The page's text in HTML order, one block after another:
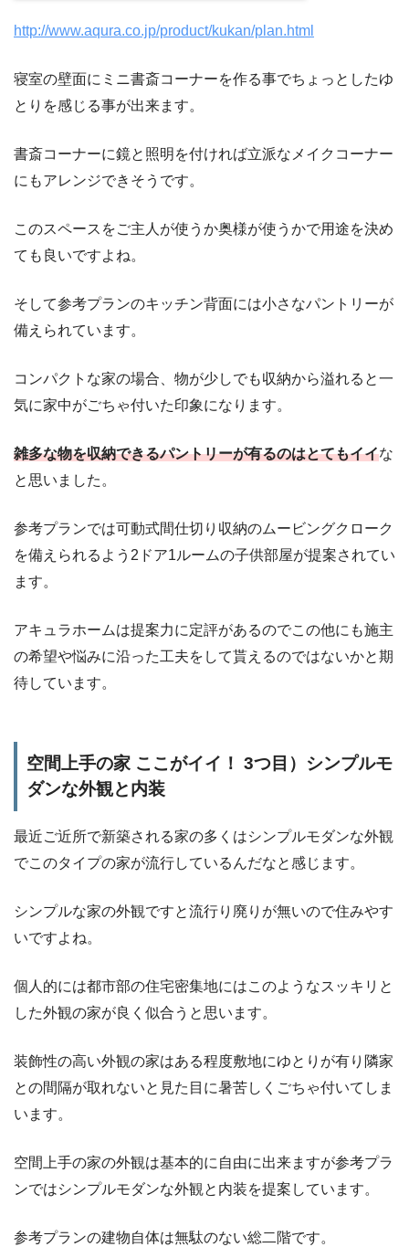
http://www.aqura.co.jp/product/kukan/plan.html
寝室の壁面にミニ書斎コーナーを作る事でちょっとしたゆ
とりを感じる事が出来ます。
書斎コーナーに鏡と照明を付ければ立派なメイクコーナー
にもアレンジできそうです。
このスペースをご主人が使うか奥様が使うかで用途を決め
ても良いですよね。
そして参考プランのキッチン背面には小さなパントリーが
備えられています。
コンパクトな家の場合、物が少しでも収納から溢れると一
気に家中がごちゃ付いた印象になります。
雑多な物を収納できるパントリーが有るのはとてもイイな
と思いました。
参考プランでは可動式間仕切り収納のムービングクローク
を備えられるよう2ドア1ルームの子供部屋が提案されてい
ます。
アキュラホームは提案力に定評があるのでこの他にも施主
の希望や悩みに沿った工夫をして貰えるのではないかと期
待しています。
空間上手の家 ここがイイ！ 3つ目）シンプルモ
ダンな外観と内装
最近ご近所で新築される家の多くはシンプルモダンな外観
でこのタイプの家が流行しているんだなと感じます。
シンプルな家の外観ですと流行り廃りが無いので住みやす
いですよね。
個人的には都市部の住宅密集地にはこのようなスッキリと
した外観の家が良く似合うと思います。
装飾性の高い外観の家はある程度敷地にゆとりが有り隣家
との間隔が取れないと見た目に暑苦しくごちゃ付いてしま
います。
空間上手の家の外観は基本的に自由に出来ますが参考プラ
ンではシンプルモダンな外観と内装を提案しています。
参考プランの建物自体は無駄のない総二階です。